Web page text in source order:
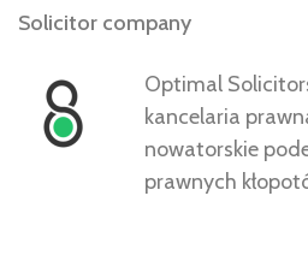
Solicitor company
Optimal
kancelaria
nowatorskie
prawnych